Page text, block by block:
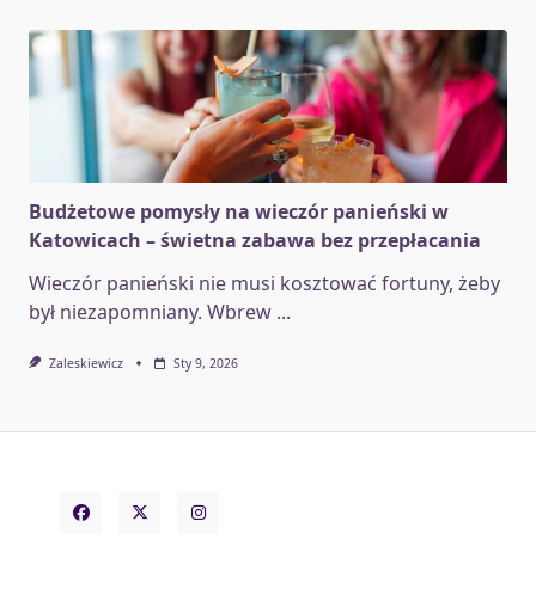
Budżetowe pomysły na wieczór panieński w
Katowicach – świetna zabawa bez przepłacania
Wieczór panieński nie musi kosztować fortuny, żeby
był niezapomniany. Wbrew ...
Zaleskiewicz Sty 9, 2026